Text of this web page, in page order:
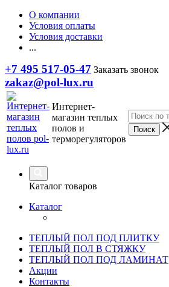
О компании
Условия оплаты
Условия доставки
...
+7 495 517-05-47 Заказать звонок
zakaz@pol-lux.ru
Интернет-
магазин теплых
полов и
терморегуляторов
Каталог товаров
Каталог
ТЕПЛЫЙ ПОЛ ПОД ПЛИТКУ
ТЕПЛЫЙ ПОЛ В СТЯЖКУ
ТЕПЛЫЙ ПОЛ ПОД ЛАМИНАТ
Акции
Контакты